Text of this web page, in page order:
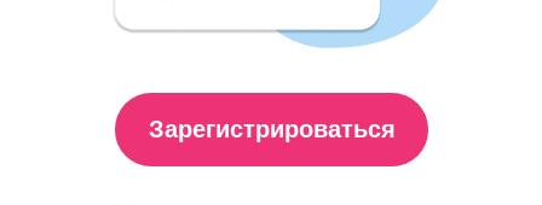
Зарегистрироваться